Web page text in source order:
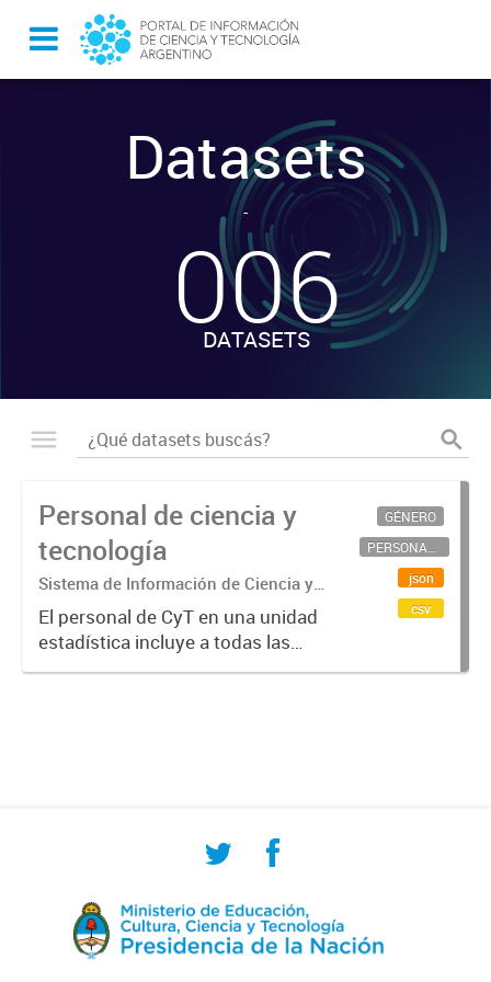
Datasets
-
006
DATASETS
Personal de ciencia y
tecnología
Sistema de Información de Ciencia y
Tecnología Argentino (SICYTAR)
El personal de CyT en una unidad
estadística incluye a todas las
personas involucradas
GÉNERO
PERSONAL CIENTÍFICO-TECNOLÓGICO
json
csv